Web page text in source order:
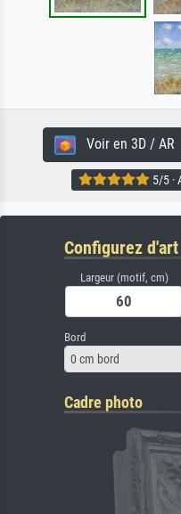
Voir en 3D / AR
5/5 ·
Configurez d'art
Largeur (motif, cm)
Bord
0 cm bord
Cadre photo